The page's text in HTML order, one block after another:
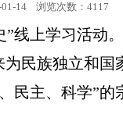
14 浏览次数： 4117
”线上学习活动
民族独立和
民主、科学”